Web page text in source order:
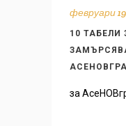
февруари
10 ТАБЕЛИ
за